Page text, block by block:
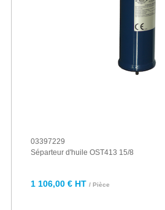
03397229
Séparteur d'huile OST413 15/8
1 106,00 € HT / Pièce